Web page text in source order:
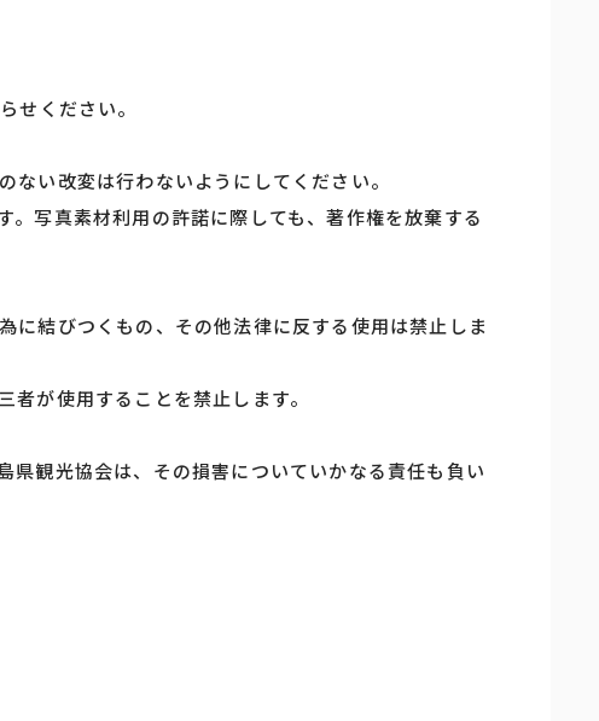
せください。
い改変は行わないようにしてください。
写真素材利用の許諾に際しても、著作権を放棄する
に結びつくもの、その他法律に反する使用は禁止しま
が使用することを禁止します。
観光協会は、その損害についていかなる責任も負い